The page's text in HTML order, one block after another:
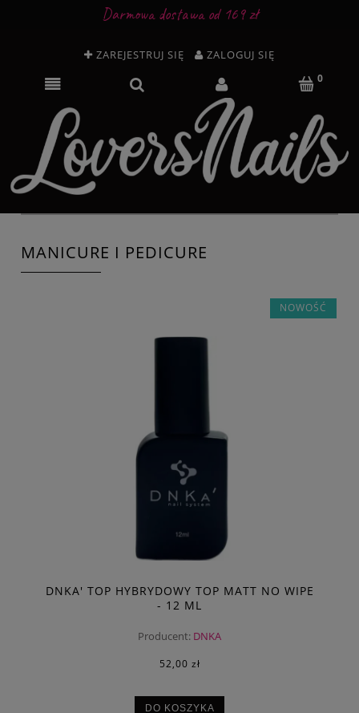
Darmowa dostawa od 169 zł
ZAREJESTRUJ SIĘ ZALOGUJ SIĘ
MANICURE I PEDICURE
DNKA' TOP HYBRYDOWY TOP MATT NO WIPE
- 12 ML
Producent: DNKA
52,00 zł
DO KOSZYKA
NOWOŚĆ